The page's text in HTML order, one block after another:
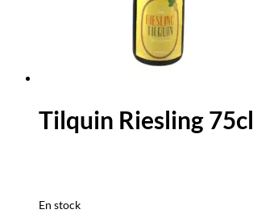
Tilquin Riesling 75cl
En stock